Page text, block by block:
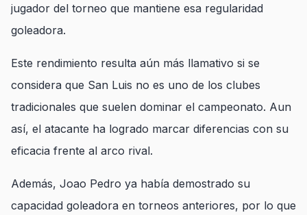
jugador del torneo que mantiene esa regularidad
goleadora.
Este rendimiento resulta aún más llamativo si se
considera que San Luis no es uno de los clubes
tradicionales que suelen dominar el campeonato. Aun
así, el atacante ha logrado marcar diferencias con su
eficacia frente al arco rival.
Además, Joao Pedro ya había demostrado su
capacidad goleadora en torneos anteriores, por lo que